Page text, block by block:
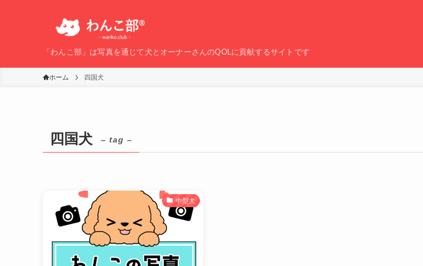
「わんこ部」は写真を通じて犬とオーナーさんのQOLに貢献するサイトです
ホーム 四国犬
四国犬 – tag –
中型犬